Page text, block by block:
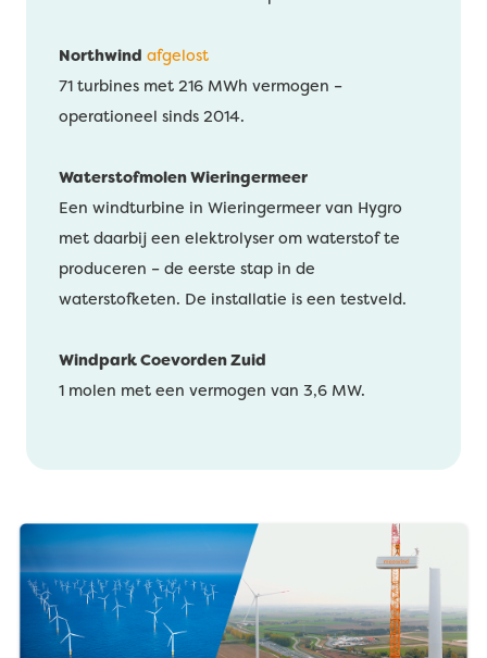
Northwind afgelost
71 turbines met 216 MWh vermogen –
operationeel sinds 2014.
Waterstofmolen Wieringermeer
Een windturbine in Wieringermeer van Hygro
met daarbij een elektrolyser om waterstof te
produceren – de eerste stap in de
waterstofketen. De installatie is een testveld.
Windpark Coevorden Zuid
1 molen met een vermogen van 3,6 MW.